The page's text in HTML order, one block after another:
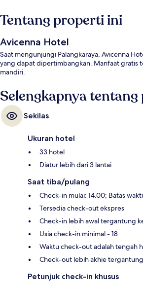
Tentang properti ini
Avicenna Hotel
Saat mengunjungi Palangkaraya, Avicenna
yang dapat dipertimbangkan. Manfaat gratis
mandiri.
Selengkapnya
Sekilas
Ukuran hotel
33 hotel
Diatur lebih dari 3 lantai
Saat tiba/pulang
Check-in mulai: 14.00; Batas
Tersedia check-out ekspres
Check-in lebih awal tergantung
Usia check-in minimal - 18
Waktu check-out adalah tengah
Check-out lebih akhie
Petunjuk check-in khusus